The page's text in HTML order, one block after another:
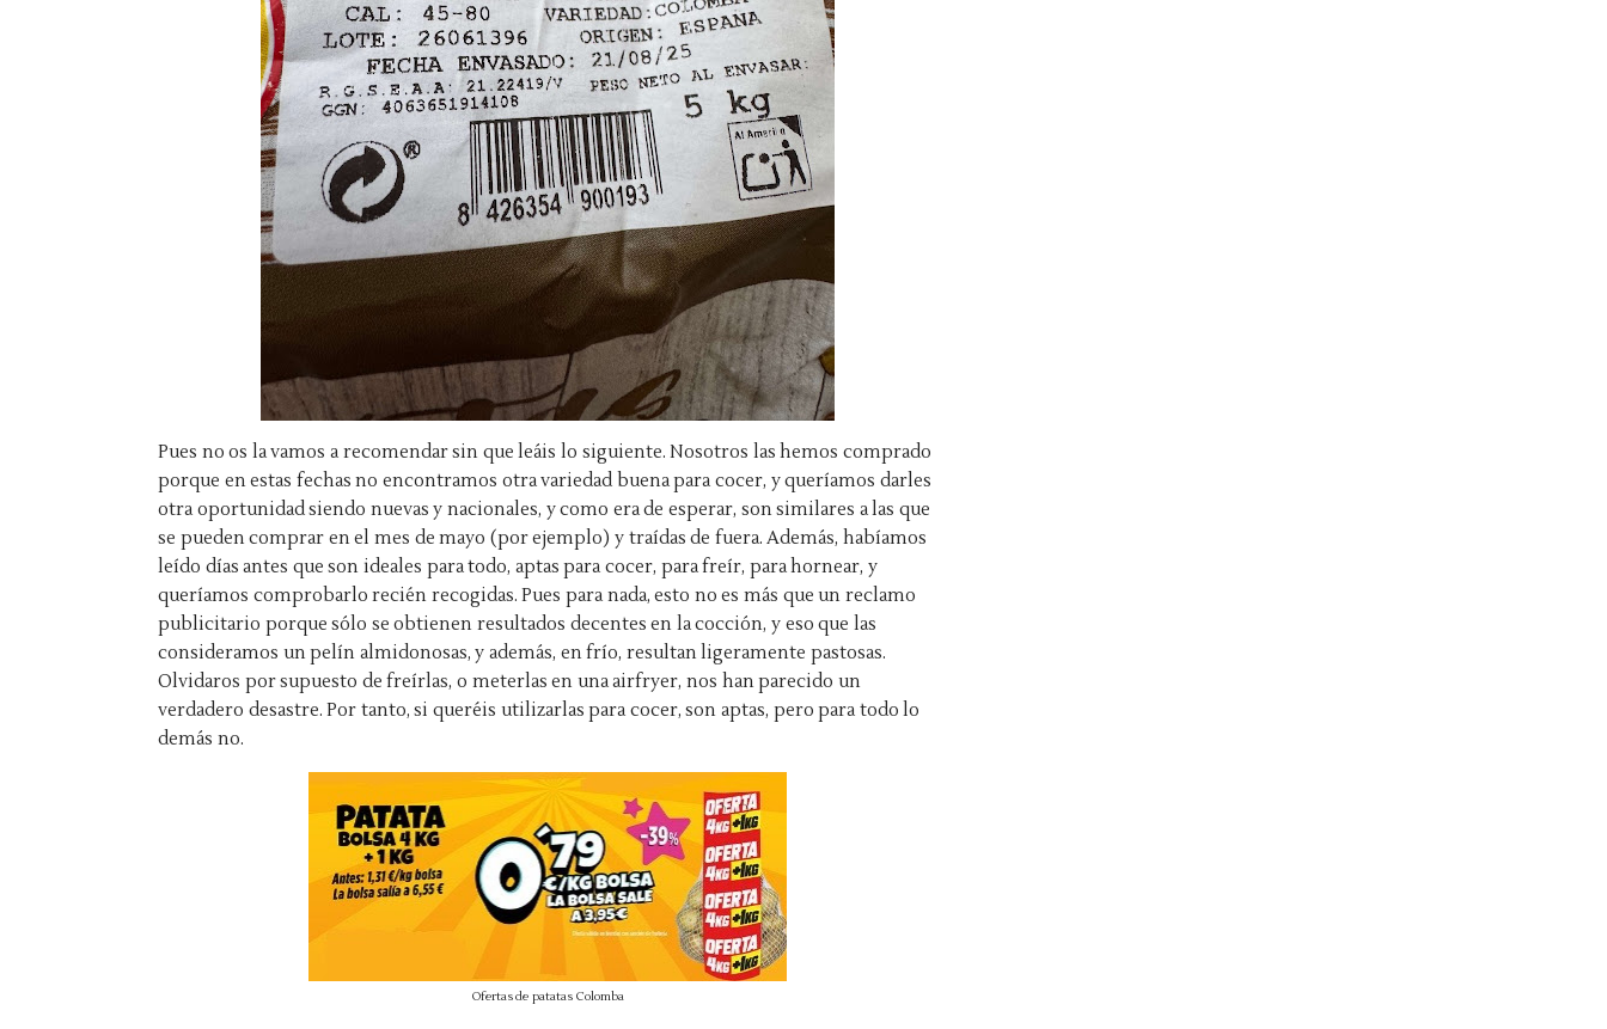
Pues no os la vamos a recomendar sin que leáis lo siguiente. Nosotros las hemos comprado
porque en estas fechas no encontramos otra variedad buena para cocer, y queríamos darles
otra oportunidad siendo nuevas y nacionales, y como era de esperar, son similares a las que
se pueden comprar en el mes de mayo (por ejemplo) y traídas de fuera. Además, habíamos
leído días antes que son ideales para todo, aptas para cocer, para freír, para hornear, y
queríamos comprobarlo recién recogidas. Pues para nada, esto no es más que un reclamo
publicitario porque sólo se obtienen resultados decentes en la cocción, y eso que las
consideramos un pelín almidonosas, y además, en frío, resultan ligeramente pastosas.
Olvidaros por supuesto de freírlas, o meterlas en una airfryer, nos han parecido un
verdadero desastre. Por tanto, si queréis utilizarlas para cocer, son aptas, pero para todo lo
demás no.
Ofertas de patatas Colomba